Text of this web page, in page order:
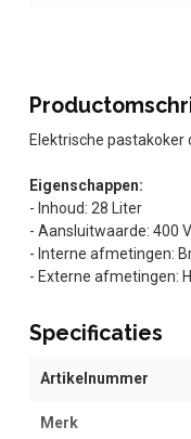
Elektrische pastakoker
Eigenschappen:
- Inhoud: 28 Liter
- Aansluitwaarde: 400
- Interne afmetingen:
- Externe afmetingen:
Specificaties
Artikelnummer
Merk